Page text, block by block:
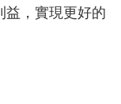
益，實現更好的